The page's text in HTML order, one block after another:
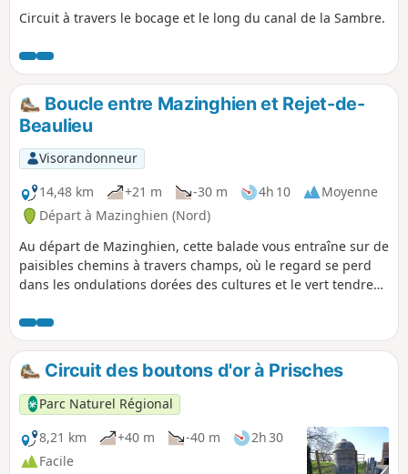
Circuit à travers le bocage et le long du canal de la Sambre.
Boucle entre Mazinghien et Rejet-de-
Beaulieu
Visorandonneur
14,48 km
+21 m -30 m 4h 10
Moyenne
Départ à Mazinghien (Nord)
Au départ de Mazinghien, cette balade vous entraîne sur de
paisibles chemins à travers champs, où le regard se perd
dans les ondulations dorées des cultures et le vert tendre
seulement par le chant des oiseaux et le bruissement du
vent dans les blés. En rejoignant Rejet-de-Beaulieu, le
charme opère encore : ruelles tranquilles, maisons typiques
et atmosphère d’authenticité offrent une pause pleine de
douceur. Ce parcours est une parenthèse rurale idéale pour
s’évader, ralentir, et savourer la simplicité des paysages qui
font la richesse du Haut-Cambrésis.
Circuit des boutons d'or à Prisches
Parc Naturel Régional
8,21 km
+40 m -40 m
2h 30
Facile